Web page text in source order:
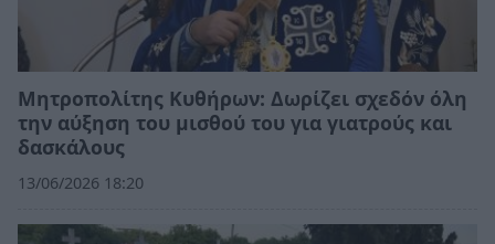
Μητροπολίτης Κυθήρων: Δωρίζει σχεδόν όλη
την αύξηση του μισθού του για γιατρούς και
δασκάλους
13/06/2026 18:20